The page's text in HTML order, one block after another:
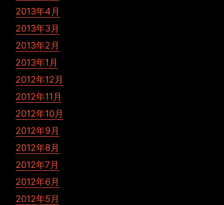
2013年4月
2013年3月
2013年2月
2013年1月
2012年12月
2012年11月
2012年10月
2012年9月
2012年8月
2012年7月
2012年6月
2012年5月